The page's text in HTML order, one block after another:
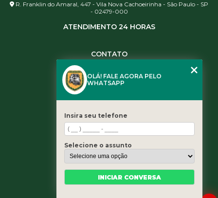
R. Franklin do Amaral, 447 - Vila Nova Cachoeirinha - São Paulo - SP
- 02479-000
ATENDIMENTO 24 HORAS
CONTATO
(11) 3461-5871
contato@leaoservicos.com.br
Home
Quem somos
Serviços
Blog
OLÁ! FALE AGORA PELO
WHATSAPP
Insira seu telefone
Selecione o assunto
INICIAR CONVERSA